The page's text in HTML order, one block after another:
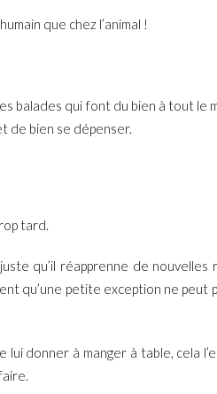
que chez l’animal !
balades qui font du bien à tout le
de bien se dépenser.
tard.
qu’il réapprenne de nouvelles
qu’une petite exception ne
donner à manger à table, cela